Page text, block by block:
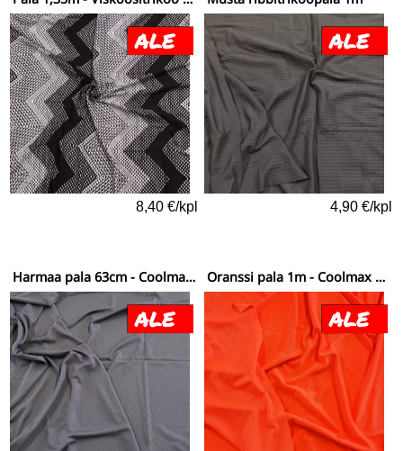
8,40 €/kpl 4,90 €/kpl
Harmaa pala 63cm - Coolmax antibact värillinen Oranssi pala 1m - Coolmax antibact värillinen